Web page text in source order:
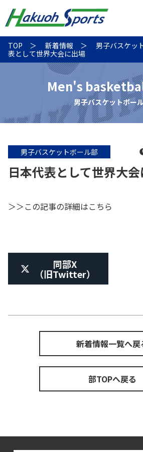
TOP 新着情報 男子バスケッ
表として世界大会に出場
Men's
男子バスケットボー
男子バスケットボール部
日本代表として世界大
＞＞この記事の詳細はこちら
同部X
（旧Twitter）
新着情報一覧へ戻
部TOPへ戻る